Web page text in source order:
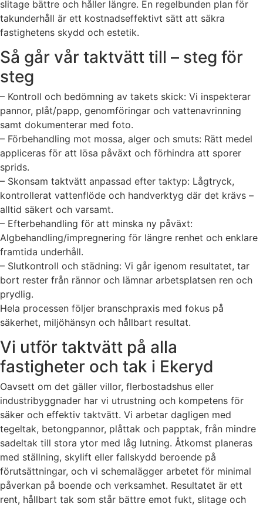
slitage bättre och håller längre. En regelbunden plan för
takunderhåll är ett kostnadseffektivt sätt att säkra
fastighetens skydd och estetik.
Så går vår taktvätt till – steg för
steg
– Kontroll och bedömning av takets skick: Vi inspekterar
pannor, plåt/papp, genomföringar och vattenavrinning
samt dokumenterar med foto.
– Förbehandling mot mossa, alger och smuts: Rätt medel
appliceras för att lösa påväxt och förhindra att sporer
sprids.
– Skonsam taktvätt anpassad efter taktyp: Lågtryck,
kontrollerat vattenflöde och handverktyg där det krävs –
alltid säkert och varsamt.
– Efterbehandling för att minska ny påväxt:
Algbehandling/impregnering för längre renhet och enklare
framtida underhåll.
– Slutkontroll och städning: Vi går igenom resultatet, tar
bort rester från rännor och lämnar arbetsplatsen ren och
prydlig.
Hela processen följer branschpraxis med fokus på
säkerhet, miljöhänsyn och hållbart resultat.
Vi utför taktvätt på alla
fastigheter och tak i Ekeryd
Oavsett om det gäller villor, flerbostadshus eller
industribyggnader har vi utrustning och kompetens för
säker och effektiv taktvätt. Vi arbetar dagligen med
tegeltak, betongpannor, plåttak och papptak, från mindre
sadeltak till stora ytor med låg lutning. Åtkomst planeras
med ställning, skylift eller fallskydd beroende på
förutsättningar, och vi schemalägger arbetet för minimal
påverkan på boende och verksamhet. Resultatet är ett
rent, hållbart tak som står bättre emot fukt, slitage och